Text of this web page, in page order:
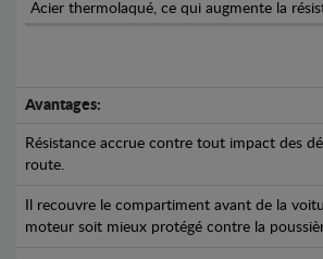
Acier thermolaqué, ce qui augmente la
Avantages:
Résistance accrue contre tout impact des
route.
Il recouvre le compartiment avant de la
moteur soit mieux protégé contre la